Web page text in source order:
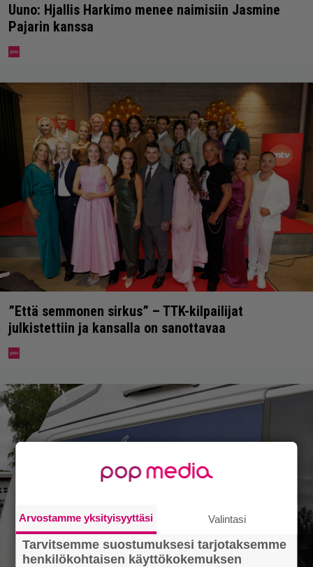
Uuno: Hjallis Harkimo menee naimisiin Jasmine
Pajarin kanssa
”Että semmonen sirkus” – TTK-kilpailijat
julkistettiin ja kansalla on sanottavaa
Arvostamme yksityisyyttäsi Valintasi
Tarvitsemme suostumuksesi tarjotaksemme
henkilökohtaisen käyttökokemuksen